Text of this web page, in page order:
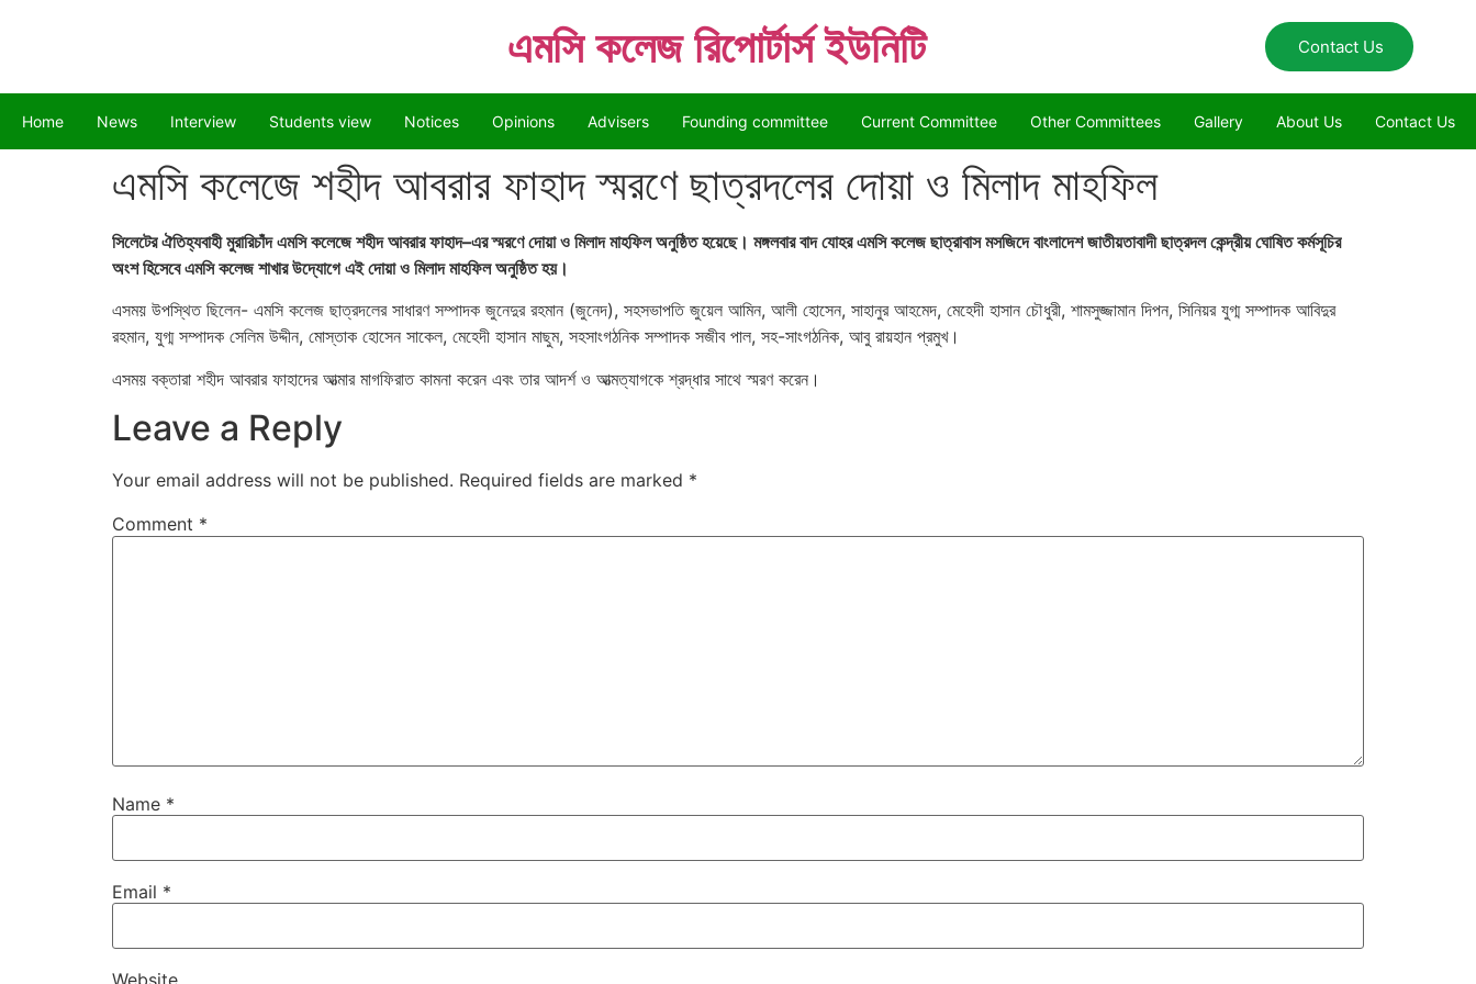
এমসি কলেজ রিপোর্টার্স ইউনিটি Contact Us
Home News Interview Students view Notices Opinions Advisers Founding committee Current Committee Other Committees Gallery About Us Contact Us
এমসি কলেজে শহীদ আবরার ফাহাদ স্মরণে ছাত্রদলের দোয়া ও মিলাদ মাহফিল
সিলেটের ঐতিহ্যবাহী মুরারিচাঁদ এমসি কলেজে শহীদ আবরার ফাহাদ–এর স্মরণে দোয়া ও মিলাদ মাহফিল অনুষ্ঠিত হয়েছে। মঙ্গলবার বাদ যোহর এমসি কলেজ ছাত্রাবাস মসজিদে বাংলাদেশ জাতীয়তাবাদী ছাত্রদল কেন্দ্রীয় ঘোষিত কর্মসূচির
অংশ হিসেবে এমসি কলেজ শাখার উদ্যোগে এই দোয়া ও মিলাদ মাহফিল অনুষ্ঠিত হয়।
এসময় উপস্থিত ছিলেন- এমসি কলেজ ছাত্রদলের সাধারণ সম্পাদক জুনেদুর রহমান (জুনেদ), সহসভাপতি জুয়েল আমিন, আলী হোসেন, সাহানুর আহমেদ, মেহেদী হাসান চৌধুরী, শামসুজ্জামান দিপন, সিনিয়র যুগ্ম সম্পাদক আবিদুর
রহমান, যুগ্ম সম্পাদক সেলিম উদ্দীন, মোস্তাক হোসেন সাকেল, মেহেদী হাসান মাছুম, সহসাংগঠনিক সম্পাদক সজীব পাল, সহ-সাংগঠনিক, আবু রায়হান প্রমুখ।
এসময় বক্তারা শহীদ আবরার ফাহাদের আত্মার মাগফিরাত কামনা করেন এবং তার আদর্শ ও আত্মত্যাগকে শ্রদ্ধার সাথে স্মরণ করেন।
Leave a Reply
Your email address will not be published. Required fields are marked *
Comment *
Name *
Email *